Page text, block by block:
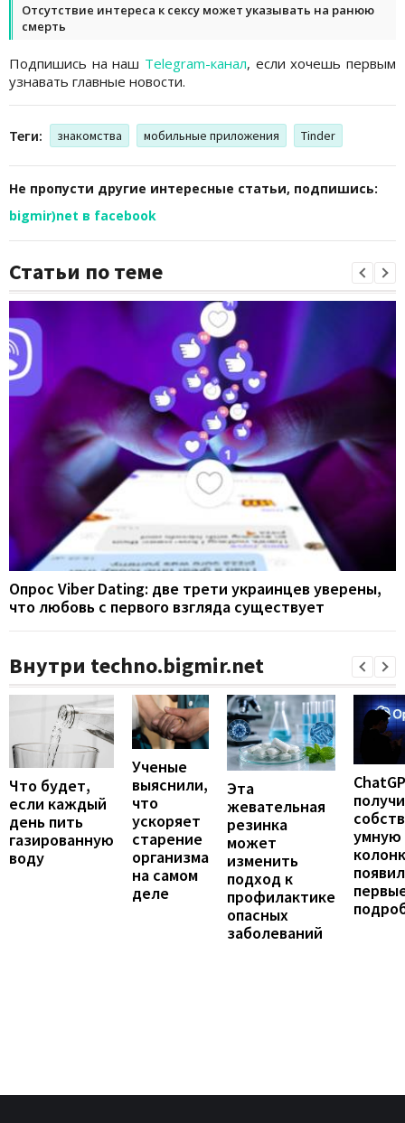
Отсутствие интереса к сексу может указывать на ранюю
смерть
Подпишись на наш Telegram-канал, если хочешь первым
узнавать главные новости.
Теги: знакомства мобильные приложения Tinder
Не пропусти другие интересные статьи, подпишись:
bigmir)net в facebook
Статьи по теме
Опрос Viber Dating: две трети украинцев уверены,
что любовь с первого взгляда существует
Внутри techno.bigmir.net
Что будет,
если каждый
день пить
газированную
воду
Ученые
выяснили,
что
ускоряет
старение
организма
на самом
деле
Эта
жевательная
резинка
может
изменить
подход к
профилактике
опасных
заболеваний
умную